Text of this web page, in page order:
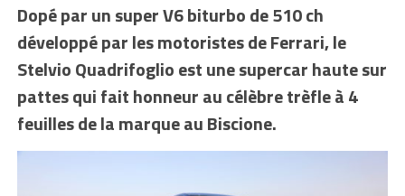
Dopé par un super V6 biturbo de 510 ch
développé par les motoristes de Ferrari, le
Stelvio Quadrifoglio est une supercar haute sur
pattes qui fait honneur au célèbre trèfle à 4
feuilles de la marque au Biscione.